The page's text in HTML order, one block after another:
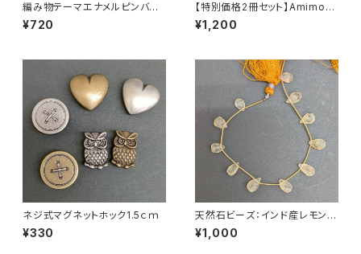
編み物テーマエナメルピンバッ
ジ「ねこちゃん」「地球」
¥720
【特別価格2冊セット】Amimon
o Notebook(編み物用ノート)
2冊セット送料無料
¥1,200
ネジ式マグネットホック1.5ｃｍ
¥330
天然石ビーズ：インド産レモンク
ォーツ ティアドロップカット 1
1粒
¥1,000